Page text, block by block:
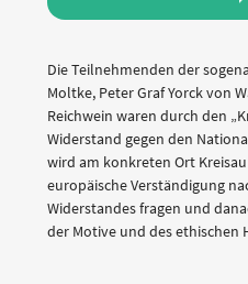
Die Teilnehmenden der
Moltke, Peter Graf Yorck von
Reichwein waren durch den
Widerstand gegen den
wird am konkreten Ort
europäische Verständigung
Widerstandes fragen und
der Motive und des ethischen